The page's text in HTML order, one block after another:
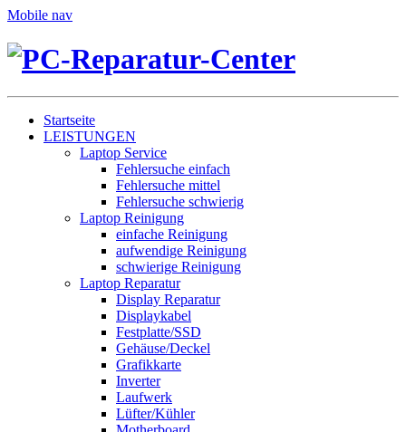
Mobile nav
Startseite
LEISTUNGEN
Laptop Service
Fehlersuche einfach
Fehlersuche mittel
Fehlersuche schwierig
Laptop Reinigung
einfache Reinigung
aufwendige Reinigung
schwierige Reinigung
Laptop Reparatur
Display Reparatur
Displaykabel
Festplatte/SSD
Gehäuse/Deckel
Grafikkarte
Inverter
Laufwerk
Lüfter/Kühler